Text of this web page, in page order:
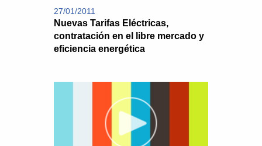
27/01/2011
Nuevas Tarifas Eléctricas,
contratación en el libre mercado y
eficiencia energética